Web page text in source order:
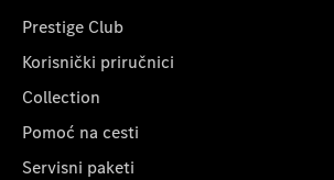
Prestige Club
Korisnički priručnici
Collection
Pomoć na cesti
Servisni paketi